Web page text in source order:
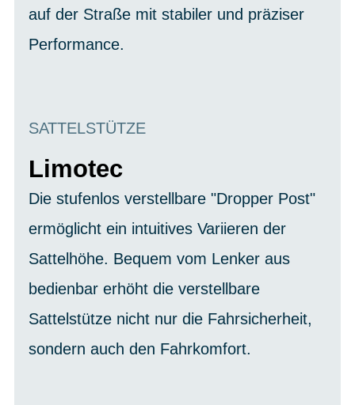
auf der Straße mit stabiler und präziser
Performance.
SATTELSTÜTZE
Limotec
Die stufenlos verstellbare "Dropper Post"
ermöglicht ein intuitives Variieren der
Sattelhöhe. Bequem vom Lenker aus
bedienbar erhöht die verstellbare
Sattelstütze nicht nur die Fahrsicherheit,
sondern auch den Fahrkomfort.